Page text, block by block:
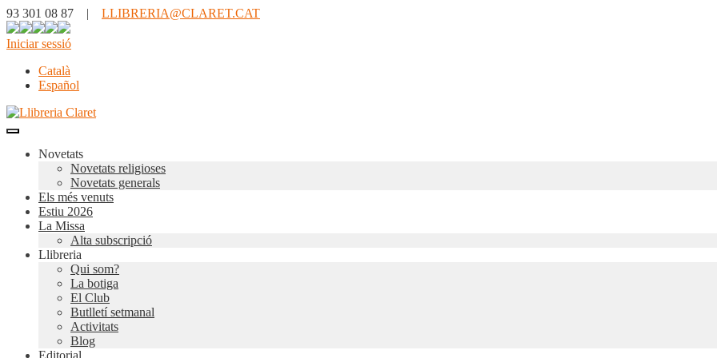
93 301 08 87 | LLIBRERIA@CLARET.CAT
Iniciar sessió
Català
Español
Novetats
Novetats religioses
Novetats generals
Els més venuts
Estiu 2026
La Missa
Alta subscripció
Llibreria
Qui som?
La botiga
El Club
Butlletí setmanal
Activitats
Blog
Editorial